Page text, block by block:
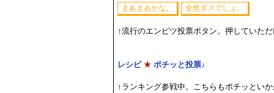
↑流行のエンピツ投票ボタン。押していた
レシピ ★ ポチッと投票♪
↑ランキング参戦中。こちらもポチッとい